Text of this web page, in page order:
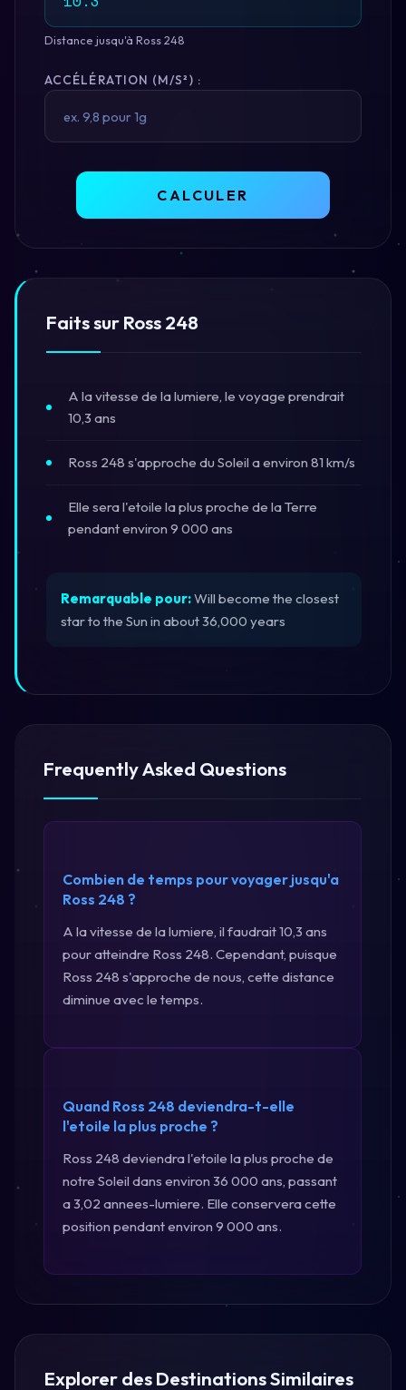
Distance jusqu'à Ross 248
ACCÉLÉRATION (M/S²) :
CALCULER
Faits sur Ross 248
A la vitesse de la lumiere, le voyage prendrait
10,3 ans
Ross 248 s'approche du Soleil a environ 81 km/s
Elle sera l'etoile la plus proche de la Terre
pendant environ 9 000 ans
Remarquable pour:Will become the closest
star to the Sun in about 36,000 years
Frequently Asked Questions
Combien de temps pour voyager jusqu'a
Ross 248 ?
A la vitesse de la lumiere, il faudrait 10,3 ans
pour atteindre Ross 248. Cependant, puisque
Ross 248 s'approche de nous, cette distance
diminue avec le temps.
Quand Ross 248 deviendra-t-elle
l'etoile la plus proche ?
Ross 248 deviendra l'etoile la plus proche de
notre Soleil dans environ 36 000 ans, passant
a 3,02 annees-lumiere. Elle conservera cette
position pendant environ 9 000 ans.
Explorer des Destinations Similaires